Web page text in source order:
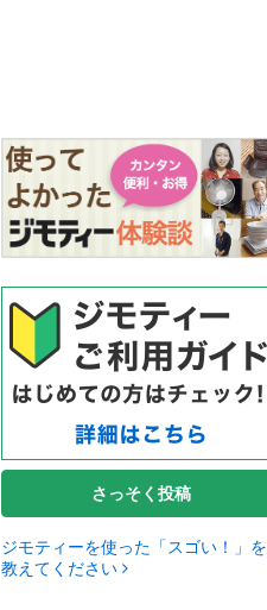
さっそく投稿
ジモティーを使った「スゴい！」を
教えてください